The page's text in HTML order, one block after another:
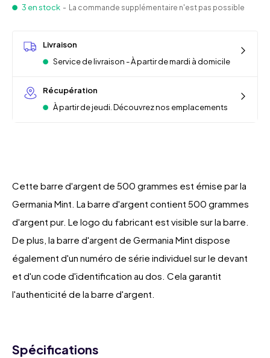
3 en stock - La commande supplémentaire n'est pas possible
Livraison
Service de livraison - À partir de mardi à domicile
Récupération
À partir de jeudi. Découvrez nos emplacements
Cette barre d'argent de 500 grammes est émise par la
Germania Mint. La barre d'argent contient 500 grammes
d'argent pur. Le logo du fabricant est visible sur la barre.
De plus, la barre d'argent de Germania Mint dispose
également d'un numéro de série individuel sur le devant
et d'un code d'identification au dos. Cela garantit
l'authenticité de la barre d'argent.
Spécifications